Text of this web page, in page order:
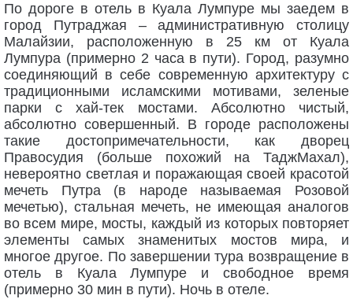
По дороге в отель в Куала Лумпуре мы заедем в
город Путраджая – административную столицу
Малайзии, расположенную в 25 км от Куала
Лумпура (примерно 2 часа в пути). Город, разумно
соединяющий в себе современную архитектуру с
традиционными исламскими мотивами, зеленые
парки с хай-тек мостами. Абсолютно чистый,
абсолютно совершенный. В городе расположены
такие достопримечательности, как дворец
Правосудия (больше похожий на ТаджМахал),
невероятно светлая и поражающая своей красотой
мечеть Путра (в народе называемая Розовой
мечетью), стальная мечеть, не имеющая аналогов
во всем мире, мосты, каждый из которых повторяет
элементы самых знаменитых мостов мира, и
многое другое. По завершении тура возвращение в
отель в Куала Лумпуре и свободное время
(примерно 30 мин в пути). Ночь в отеле.